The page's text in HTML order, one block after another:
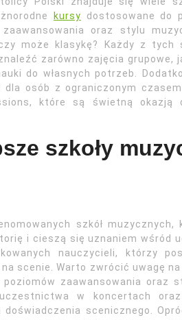
kursy dostosowane do
oraz stylu
może klasykę? Każdy z tych
zarówno zajęcia grupowe,
do własnych potrzeb.
dla osób z ograniczonym
które są świetną okazją
szkoły
szkół
i cieszą się uznaniem wśród
nauczycieli, którzy
scenie. Warto zwrócić uwagę
zaawansowania oraz
w koncertach
doświadczenia scenicznego.